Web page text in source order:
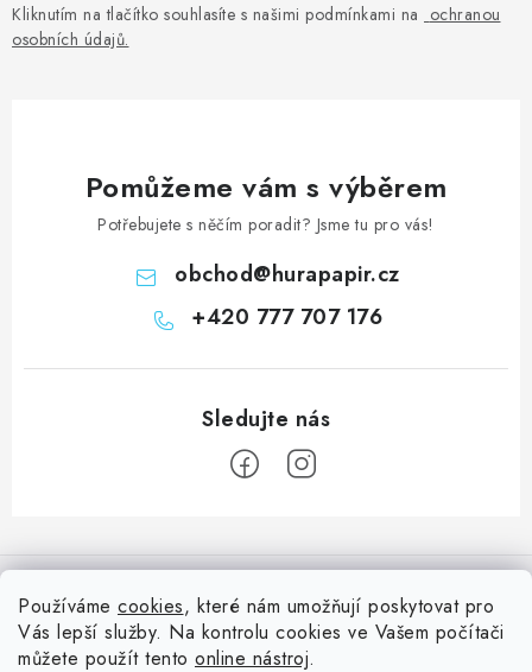
Používáme cookies, které nám umožňují poskytovat pro
Vás lepší služby. Na kontrolu cookies ve Vašem počítači
můžete použít tento online nástroj.
Kliknutím na tlačítko souhlasíte s našimi podmínkami na ochranou
osobních údajů.
Pomůžeme vám s výběrem
Potřebujete s něčím poradit? Jsme tu pro vás!
obchod@hurapapir.cz
+420 777 707 176
á
Doprava
Nepřehlédněte